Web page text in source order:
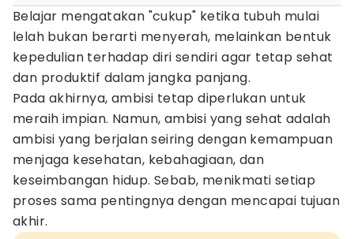
Belajar mengatakan "cukup" ketika tubuh mulai
lelah bukan berarti menyerah, melainkan bentuk
kepedulian terhadap diri sendiri agar tetap sehat
dan produktif dalam jangka panjang.
Pada akhirnya, ambisi tetap diperlukan untuk
meraih impian. Namun, ambisi yang sehat adalah
ambisi yang berjalan seiring dengan kemampuan
menjaga kesehatan, kebahagiaan, dan
keseimbangan hidup. Sebab, menikmati setiap
proses sama pentingnya dengan mencapai tujuan
akhir.